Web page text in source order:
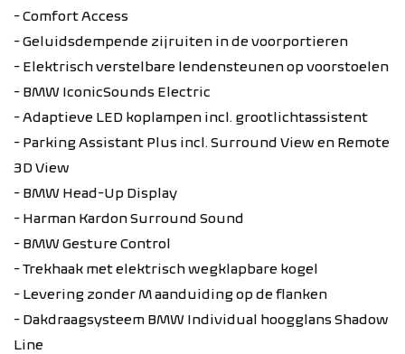
- Comfort Access
- Geluidsdempende zijruiten in de voorportieren
- Elektrisch verstelbare lendensteunen op voorstoelen
- BMW IconicSounds Electric
- Adaptieve LED koplampen incl. grootlichtassistent
- Parking Assistant Plus incl. Surround View en Remote
3D View
- BMW Head-Up Display
- Harman Kardon Surround Sound
- BMW Gesture Control
- Trekhaak met elektrisch wegklapbare kogel
- Levering zonder M aanduiding op de flanken
- Dakdraagsysteem BMW Individual hoogglans Shadow
Line